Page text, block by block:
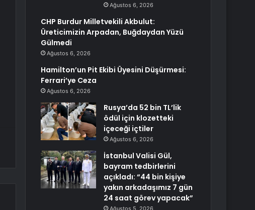
Ağustos 6, 2026
CHP Burdur Milletvekili Akbulut:
Üreticimizin Arpadan, Buğdaydan Yüzü
Gülmedi
Ağustos 6, 2026
Hamilton’un Pit Ekibi Üyesini Düşürmesi:
Ferrari’ye Ceza
Ağustos 6, 2026
Rusya’da 52 bin TL’lik
ödül için klozetteki
içeceği içtiler
Ağustos 6, 2026
İstanbul Valisi Gül,
bayram tedbirlerini
açıkladı: “44 bin kişiye
yakın arkadaşımız 7 gün
24 saat görev yapacak”
Ağustos 5, 2026